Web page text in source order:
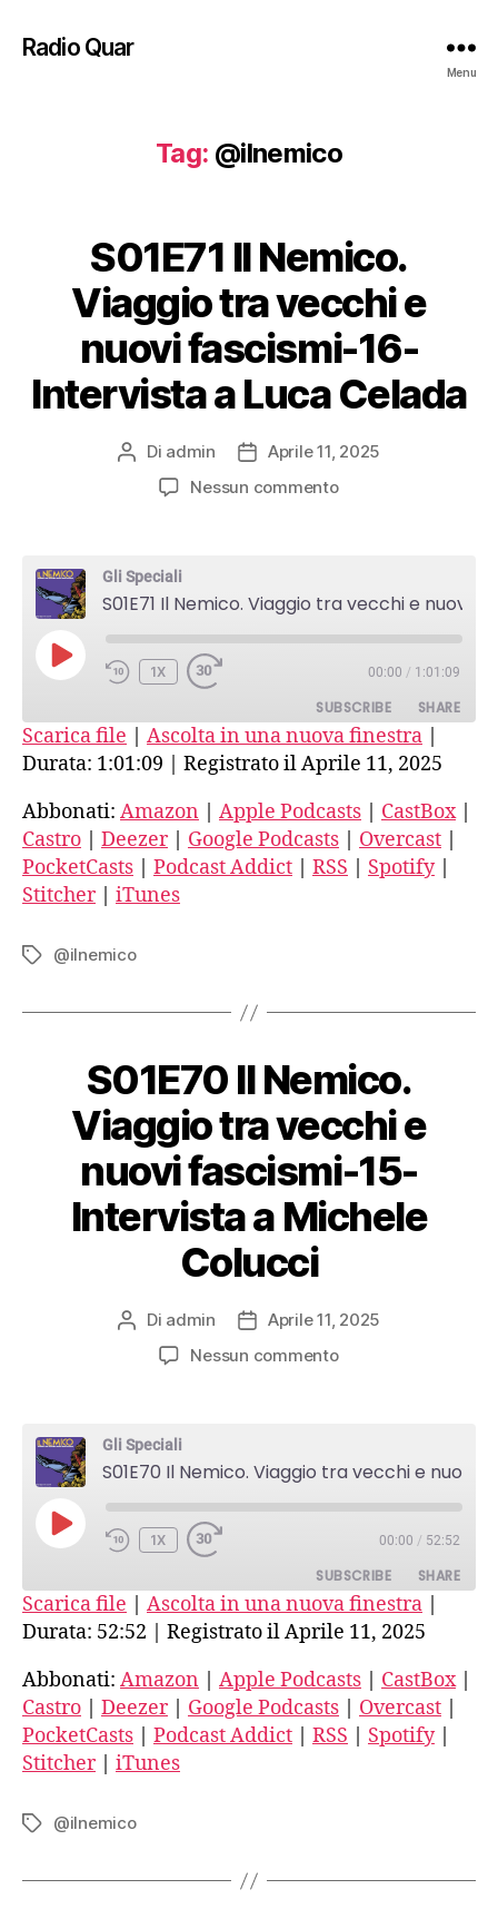
Radio Quar
Menu
Tag: @ilnemico
S01E71 Il Nemico.
Viaggio tra vecchi e
nuovi fascismi-16-
Intervista a Luca Celada
Autore
articolo
Di admin
Data
dell'articolo
Aprile 11, 2025
Nessun commentosu
tra
vecchi
nuovi
fascismi-
16-
Intervista
Luca
Celada
Gli Speciali
PLAY
EPISODE
1X 00:00 / 1:01:09
SUBSCRIBE SHARE
Amazon Apple Podcasts
CastBox Castro
Deezer Google Podcasts
Overcast PocketCasts
Podcast Addict
RSS FEED
SHARE
LINK
EMBED
Scarica file Ascolta in una nuova finestra
Durata: 1:01:09
Registrato il Aprile 11, 2025
Abbonati: Amazon Apple Podcasts CastBox|
Castro
Deezer| Google Podcasts Overcast
PocketCasts
Podcast Addict RSS Spotify|
Stitcher| iTunes
Tag @ilnemico
S01E70 Il Nemico.
Viaggio tra vecchi e
nuovi fascismi-15-
Intervista a Michele
Colucci
Autore
articolo
Di admin
Data
dell'articolo
Aprile 11, 2025
Nessun commentosu
tra
vecchi
nuovi
fascismi-
15-
Intervista
Michele
Colucci
Gli Speciali
PLAY
EPISODE
1X 00:00 / 52:52
SUBSCRIBE SHARE
Amazon Apple Podcasts
CastBox Castro
Deezer Google Podcasts
Overcast PocketCasts
Podcast Addict
RSS FEED
SHARE
LINK
EMBED
Scarica file Ascolta in una nuova finestra
Durata: 52:52
Registrato il Aprile 11, 2025
Abbonati: Amazon Apple Podcasts CastBox|
Castro
Deezer| Google Podcasts Overcast
PocketCasts
Podcast Addict RSS Spotify|
Stitcher| iTunes
Tag @ilnemico